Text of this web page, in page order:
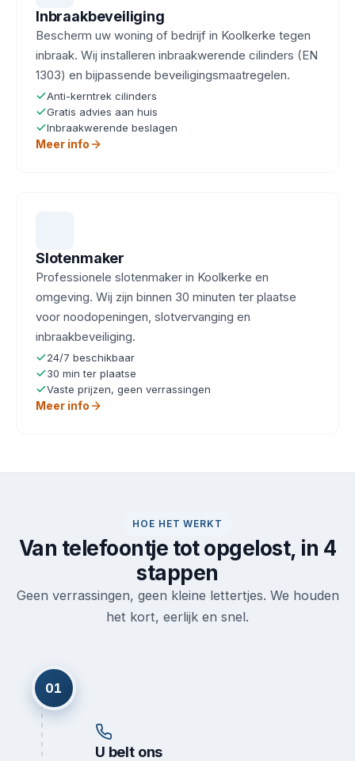
Inbraakbeveiliging
Bescherm uw woning of bedrijf in Koolkerke tegen
inbraak. Wij installeren inbraakwerende cilinders (EN
1303) en bijpassende beveiligingsmaatregelen.
Anti-kerntrek cilinders
Gratis advies aan huis
Inbraakwerende beslagen
Meer info
Slotenmaker
Professionele slotenmaker in Koolkerke en
omgeving. Wij zijn binnen 30 minuten ter plaatse
voor noodopeningen, slotvervanging en
inbraakbeveiliging.
24/7 beschikbaar
30 min ter plaatse
Vaste prijzen, geen verrassingen
Meer info
HOE HET WERKT
Van telefoontje tot opgelost, in 4
stappen
Geen verrassingen, geen kleine lettertjes. We houden
het kort, eerlijk en snel.
01
U belt ons